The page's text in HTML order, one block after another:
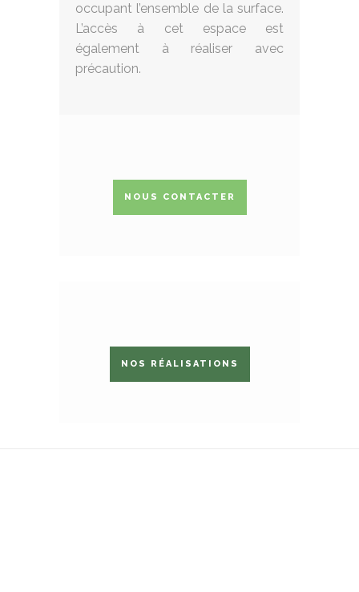
occupant l’ensemble de la surface.
L’accès à cet espace est
également à réaliser avec
précaution.
NOUS CONTACTER
NOS RÉALISATIONS